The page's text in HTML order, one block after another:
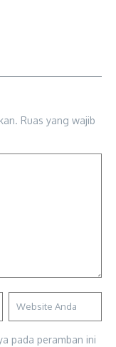
Ruas yang wajib
pada peramban ini